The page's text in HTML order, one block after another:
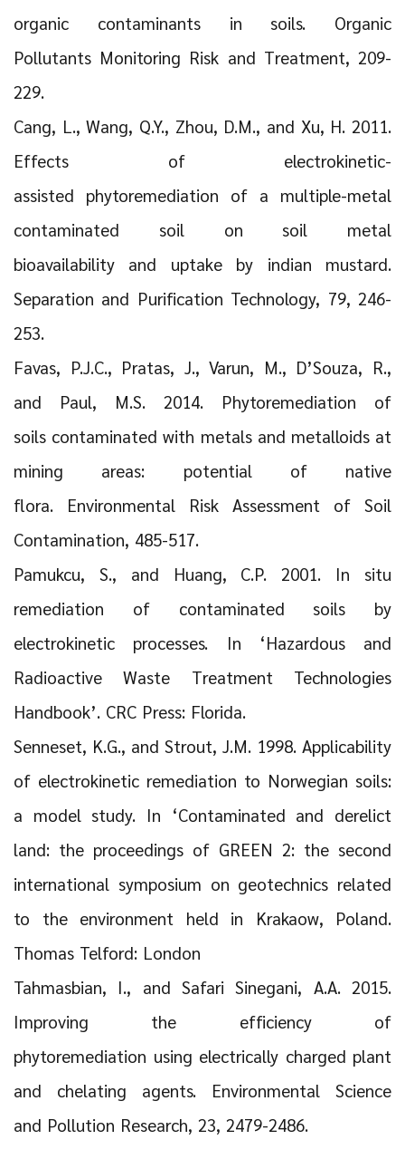
organic contaminants in soils. Organic
Pollutants Monitoring Risk and Treatment, 209-
229.
Cang, L., Wang, Q.Y., Zhou, D.M., and Xu, H. 2011.
Effects of electrokinetic-
assisted phytoremediation of a multiple-metal
contaminated soil on soil metal
bioavailability and uptake by indian mustard.
Separation and Purification Technology, 79, 246-
253.
Favas, P.J.C., Pratas, J., Varun, M., D’Souza, R.,
and Paul, M.S. 2014. Phytoremediation of
soils contaminated with metals and metalloids at
mining areas: potential of native
flora. Environmental Risk Assessment of Soil
Contamination, 485-517.
Pamukcu, S., and Huang, C.P. 2001. In situ
remediation of contaminated soils by
electrokinetic processes. In ‘Hazardous and
Radioactive Waste Treatment Technologies
Handbook’. CRC Press: Florida.
Senneset, K.G., and Strout, J.M. 1998. Applicability
of electrokinetic remediation to Norwegian soils:
a model study. In ‘Contaminated and derelict
land: the proceedings of GREEN 2: the second
international symposium on geotechnics related
to the environment held in Krakaow, Poland.
Thomas Telford: London
Tahmasbian, I., and Safari Sinegani, A.A. 2015.
Improving the efficiency of
phytoremediation using electrically charged plant
and chelating agents. Environmental Science
and Pollution Research, 23, 2479-2486.